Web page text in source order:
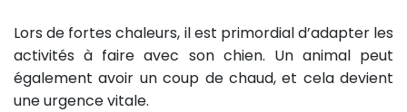
Lors de fortes chaleurs, il est primordial d’adapter les
activités à faire avec son chien. Un animal peut
également avoir un coup de chaud, et cela devient
une urgence vitale.